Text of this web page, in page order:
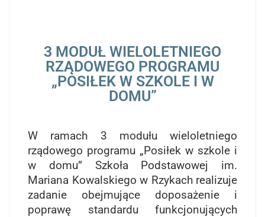
3 MODUŁ WIELOLETNIEGO
RZĄDOWEGO PROGRAMU
„POSIŁEK W SZKOLE I W
DOMU”
W ramach 3 modułu wieloletniego
rządowego programu „Posiłek w szkole i
w domu” Szkoła Podstawowej im.
Mariana Kowalskiego w Rzykach realizuje
zadanie obejmujące doposażenie i
poprawę standardu funkcjonujących